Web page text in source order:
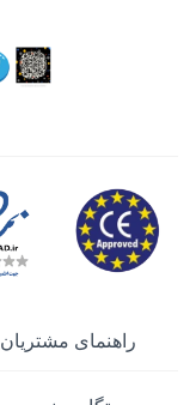
راهنمای مشتریان